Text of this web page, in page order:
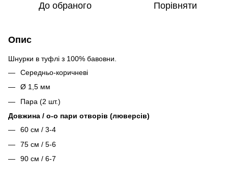
До обраного Порівняти
Опис
Шнурки в туфлі з 100% бавовни.
Середньо-коричневі
Ø 1,5 мм
Пара (2 шт.)
Довжина / o-o пари отворів (люверсів)
60 см / 3-4
75 см / 5-6
90 см / 6-7